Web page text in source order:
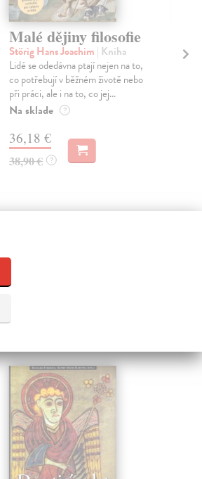
Malé dějiny filosofie
Störig Hans Joachim | Kniha
Lidé se odedávna ptají nejen na to,
co potřebují v běžném životě nebo
při práci, ale i na to, co jej...
Na sklade ?
36,18 €
38,90 € ?